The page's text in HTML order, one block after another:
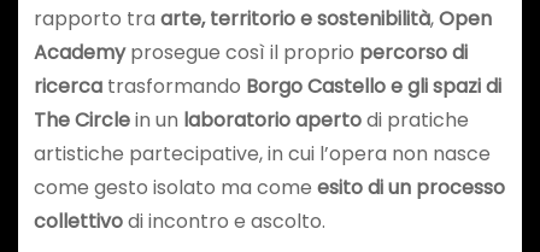
rapporto tra arte, territorio e sostenibilità,Open
Academyprosegue così il proprio percorso di
ricercatrasformando Borgo Castello e gli spazi di
The Circlein un laboratorio apertodi pratiche
artistiche partecipative, in cui l’opera non nasce
come gesto isolato ma come esito di un processo
collettivodi incontro e ascolto.